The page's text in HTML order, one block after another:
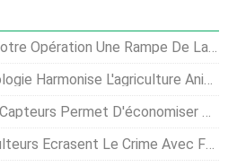
Une Rampe De Lancement Pour La Technologie
L'agriculture Animale Avec La Durabilité
D'économiser Sur Les Coûts D'eau Et De Carburant
Écrasent Le Crime Avec Facebook